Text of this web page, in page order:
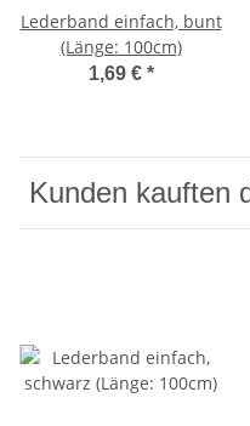
Lederband einfach, bunt
(Länge: 100cm)
1,69 € *
Kunden kauften